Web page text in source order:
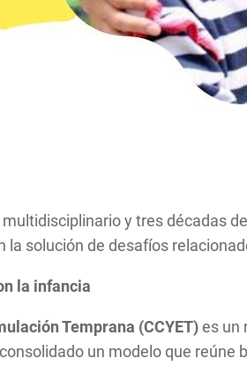
y tres décadas
solución de desafíos
la infancia
Temprana (CCYET)es un
un modelo que